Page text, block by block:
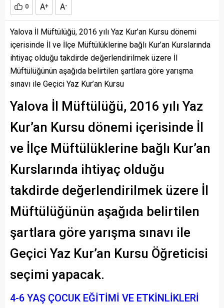
0 A+ A-
Yalova İl Müftülüğü, 2016 yılı Yaz Kur’an Kursu dönemi
içerisinde İl ve İlçe Müftülüklerine bağlı Kur’an Kurslarında
ihtiyaç olduğu takdirde değerlendirilmek üzere İl
Müftülüğünün aşağıda belirtilen şartlara göre yarışma
sınavı ile Geçici Yaz Kur’an Kursu
Yalova İl Müftülüğü, 2016 yılı Yaz
Kur’an Kursu dönemi içerisinde İl
ve İlçe Müftülüklerine bağlı Kur’an
Kurslarında ihtiyaç olduğu
takdirde değerlendirilmek üzere İl
Müftülüğünün aşağıda belirtilen
şartlara göre yarışma sınavı ile
Geçici Yaz Kur’an Kursu Öğreticisi
seçimi yapacak.
4-6 YAŞ ÇOCUK EĞİTİMİ VE ETKİNLİKLERİ